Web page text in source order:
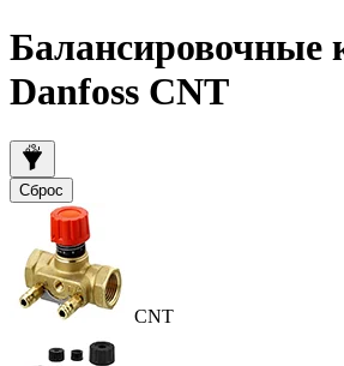
Балансировочные
Danfoss CNT
Сброс
CNT